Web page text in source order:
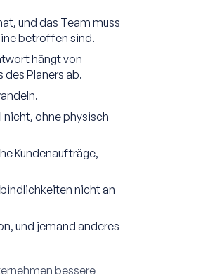
und das Team muss
betroffen sind.
hängt von
Planers ab.
nicht, ohne physisch
Kundenaufträge,
nicht an
und jemand anderes
bessere